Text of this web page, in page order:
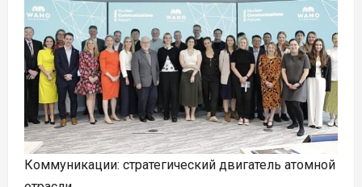
Коммуникации: стратегический двигатель атомной